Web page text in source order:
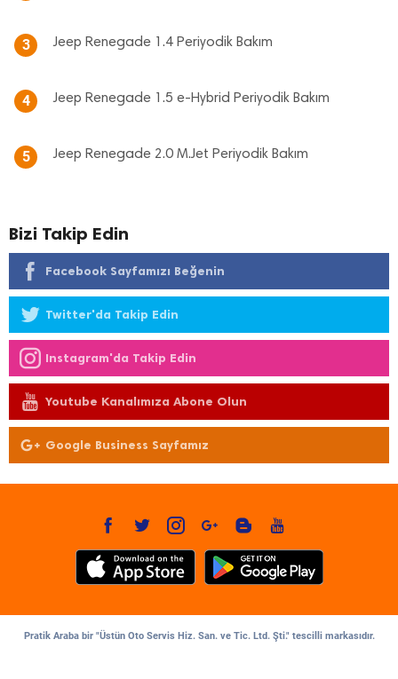
3 Jeep Renegade 1.4 Periyodik Bakım
4 Jeep Renegade 1.5 e-Hybrid Periyodik Bakım
5 Jeep Renegade 2.0 M.Jet Periyodik Bakım
Bizi Takip Edin
Facebook Sayfamızı Beğenin
Twitter'da Takip Edin
Instagram'da Takip Edin
Youtube Kanalımıza Abone Olun
Google Business Sayfamız
Pratik Araba bir "Üstün Oto Servis Hiz. San. ve Tic. Ltd. Şti." tescilli markasıdır.